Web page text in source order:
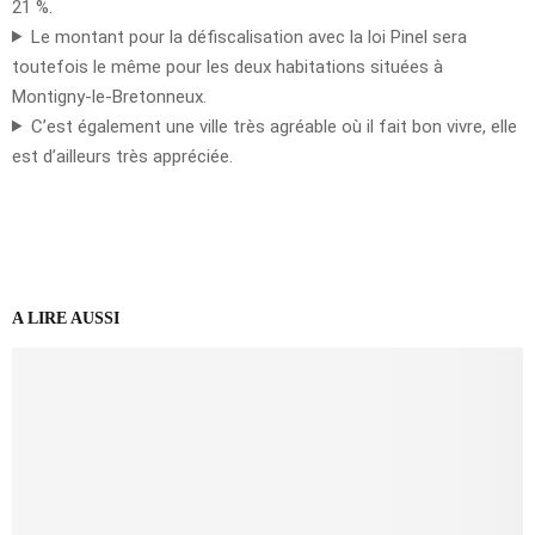
21 %.
Le montant pour la défiscalisation avec la loi Pinel sera
toutefois le même pour les deux habitations situées à
Montigny-le-Bretonneux.
C’est également une ville très agréable où il fait bon vivre, elle
est d’ailleurs très appréciée.
A LIRE AUSSI